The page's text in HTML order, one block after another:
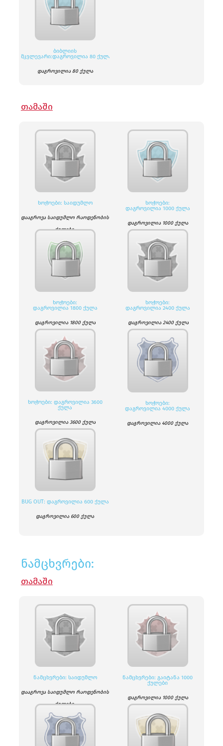
ᲑᲘᲑᲚᲘᲘᲡ
ᲛᲙᲕᲚᲔᲕᲐᲠᲘ:ᲓᲐᲒᲠᲝᲕᲘᲚᲘᲐ 80 ᲥᲣᲚᲐ
დაგროვილია 80 ქულა
ᲗᲐᲛᲐᲨᲘ
ᲮᲝᲭᲝᲔᲑᲘ: ᲡᲐᲘᲓᲣᲛᲚᲝ
დააგროვა საიდუმლო რაოდენობის
ქულები.
ᲮᲝᲭᲝᲔᲑᲘ:
ᲓᲐᲒᲠᲝᲕᲘᲚᲘᲐ 1000 ᲥᲣᲚᲐ
დაგროვილია 1000 ქულა
ᲮᲝᲭᲝᲔᲑᲘ:
ᲓᲐᲒᲠᲝᲕᲘᲚᲘᲐ 1800 ᲥᲣᲚᲐ
დაგროვილია 1800 ქულა
ᲮᲝᲭᲝᲔᲑᲘ:
ᲓᲐᲒᲠᲝᲕᲘᲚᲘᲐ 2400 ᲥᲣᲚᲐ
დაგროვილია 2400 ქულა
ᲮᲝᲭᲝᲔᲑᲘ: ᲓᲐᲒᲠᲝᲕᲘᲚᲘᲐ 3600
ᲥᲣᲚᲐ
დაგროვილია 3600 ქულა
ᲮᲝᲭᲝᲔᲑᲘ:
ᲓᲐᲒᲠᲝᲕᲘᲚᲘᲐ 4000 ᲥᲣᲚᲐ
დაგროვილია 4000 ქულა
BUG OUT: ᲓᲐᲒᲠᲝᲕᲘᲚᲘᲐ 600 ᲥᲣᲚᲐ
დაგროვილია 600 ქულა
ნამცხვრები:
ᲗᲐᲛᲐᲨᲘ
ᲜᲐᲛᲪᲮᲕᲠᲔᲑᲘ: ᲡᲐᲘᲓᲣᲛᲚᲝ
დააგროვა საიდუმლო რაოდენობის
ქულები.
ᲜᲐᲛᲪᲮᲕᲠᲔᲑᲘ: ᲒᲐᲘᲢᲐᲜᲐ 1000
ᲥᲣᲚᲔᲑᲘ
დაგროვილია 1000 ქულა